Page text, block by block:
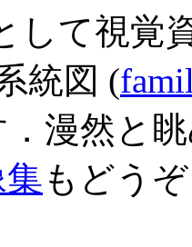
て視覚
統図 (
漫然と
もどう